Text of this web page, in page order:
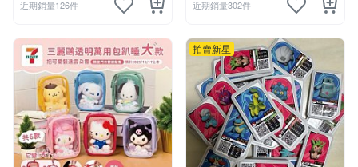
近期銷量126件 近期銷量302件
拍賣新星